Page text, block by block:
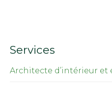
Services
Architecte d’intérieur et